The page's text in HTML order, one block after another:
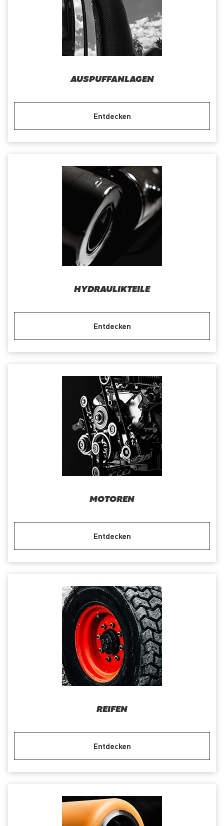
AUSPUFFANLAGEN
Entdecken
HYDRAULIKTEILE
Entdecken
MOTOREN
Entdecken
REIFEN
Entdecken